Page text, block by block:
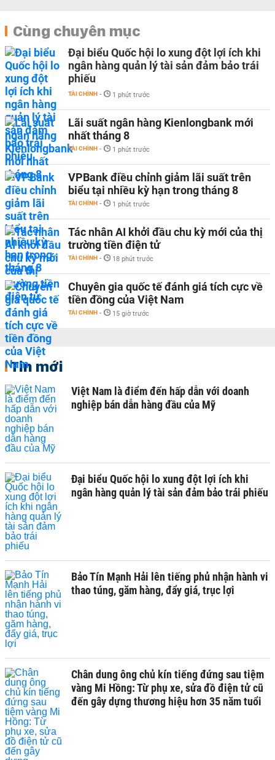
Cùng chuyên mục
Đại biểu Quốc hội lo xung đột lợi ích khi
ngân hàng quản lý tài sản đảm bảo trái
phiếu
TÀI CHÍNH - 1 phút trước
Lãi suất ngân hàng Kienlongbank mới
nhất tháng 8
TÀI CHÍNH - 1 phút trước
VPBank điều chỉnh giảm lãi suất trên
biểu tại nhiều kỳ hạn trong tháng 8
TÀI CHÍNH - 1 phút trước
Tác nhân AI khởi đầu chu kỳ mới của thị
trường tiền điện tử
TÀI CHÍNH - 18 phút trước
Chuyên gia quốc tế đánh giá tích cực về
tiền đồng của Việt Nam
TÀI CHÍNH - 15 giờ trước
Tin mới
Việt Nam là điểm đến hấp dẫn với doanh
nghiệp bán dẫn hàng đầu của Mỹ
Đại biểu Quốc hội lo xung đột lợi ích khi
ngân hàng quản lý tài sản đảm bảo trái phiếu
Bảo Tín Mạnh Hải lên tiếng phủ nhận hành vi
thao túng, găm hàng, đẩy giá, trục lợi
Chân dung ông chủ kín tiếng đứng sau tiệm
vàng Mi Hồng: Từ phụ xe, sửa đồ điện tử cũ
đến gây dựng thương hiệu hơn 35 năm tuổi